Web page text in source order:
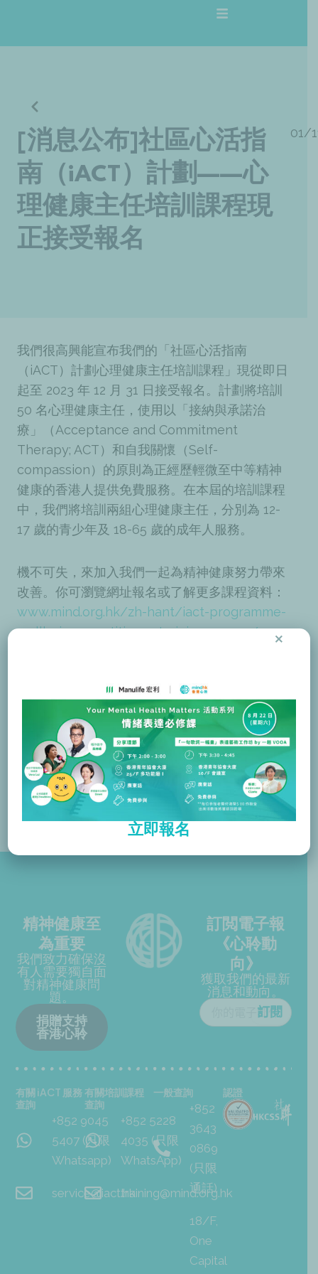
主
[消息公布]社區心活指
南（iACT）計劃——心
理健康主任培訓課程現
正接受報名
01/
我們很高興能宣布我們的「社區心活指南
（iACT）計劃心理健康主任培訓課程」現從即日
起至 2023 年 12 月 31 日接受報名。計劃將培訓
50 名心理健康主任，使用以「接納與承諾治
療」（Acceptance and Commitment
Therapy; ACT）和自我關懷（Self-
compassion）的原則為正經歷輕微至中等精神
健康的香港人提供免費服務。在本屆的培訓課程
中，我們將培訓兩組心理健康主任，分別為 12-
17 歲的青少年及 18-65 歲的成年人服務。
機不可失，來加入我們一起為精神健康努力帶來
改善。你可瀏覽網址報名或了解更多課程資料：
www.mind.org.hk/zh-hant/iact-programme-
wellbeing-practitioner-training-course/
健及香港怡和集團全數資助。唯參加者於確認參
加後需預繳港幣 6,000 元予本機構。相關按金金
額將於參加者完成整個培訓和實習期後全額退
還。
精神健康至
為重要
我們致力確保沒
有人需要獨自面
對精神健康問
題。
捐贈支持
香港心聆
訂閲電子報
《心聆動
向》
獲取我們的最新
消息和動向。
有關 iACT 服務
查詢
+852 9045
5407 (只限
Whatsapp)
service@iact.hk
有關培訓課程
查詢
+852 5228
4035 (只限
WhatsApp)
training@mind.org.hk
一般查詢
+852
3643
0869
(只限
通話)
18/F,
One
Capital
認證
立即報名
×